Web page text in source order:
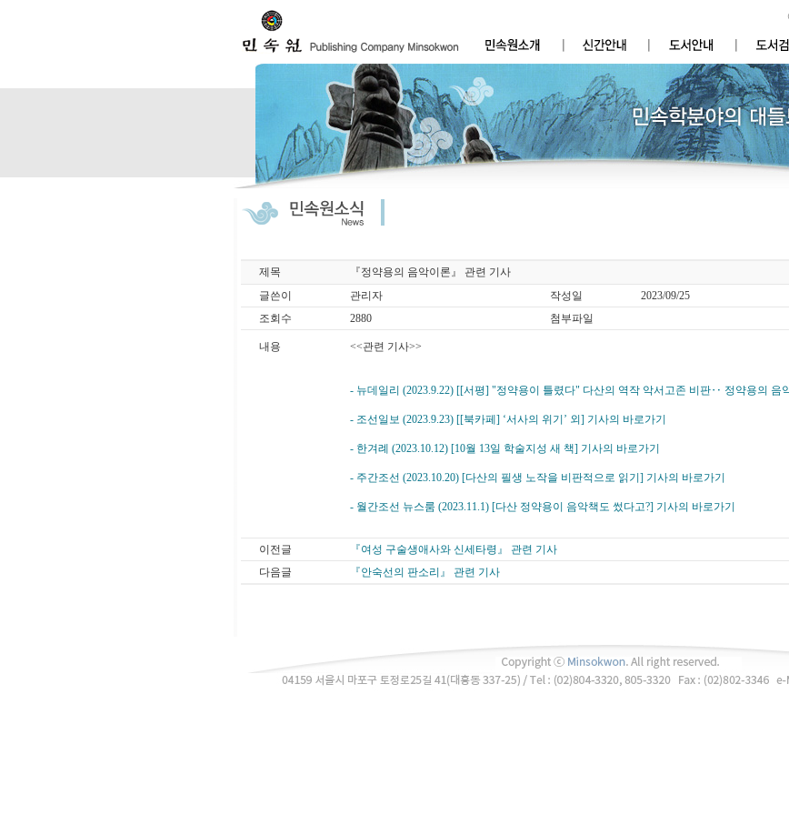
제목
『정약용의 음악이론』 관련 기사
글쓴이
관리자 작성일
2023/09/25
조회수
2880 첨부파일
내용 <<관련 기사>>
- 뉴데일리 (2023.9.22) [[서평] "정약용이 틀렸다" 다산의 역작 악서고존 비판‥ 정약용의 음
- 조선일보 (2023.9.23) [[북카페] ‘서사의 위기’ 외] 기사의 바로가기
- 한겨례 (2023.10.12) [10월 13일 학술지성 새 책] 기사의 바로가기
- 주간조선 (2023.10.20) [다산의 필생 노작을 비판적으로 읽기] 기사의 바로가기
- 월간조선 뉴스룸 (2023.11.1) [다산 정약용이 음악책도 썼다고?] 기사의 바로가기
이전글
『여성 구술생애사와 신세타령』 관련 기사
다음글
『안숙선의 판소리』 관련 기사